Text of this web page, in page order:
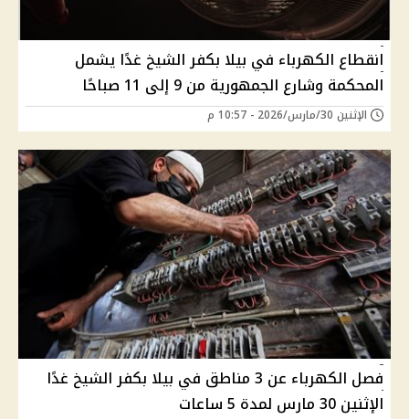
انقطاع الكهرباء في بيلا بكفر الشيخ غدًا يشمل
المحكمة وشارع الجمهورية من 9 إلى 11 صباحًا
الإثنين 30/مارس/2026 - 10:57 م
فصل الكهرباء عن 3 مناطق في بيلا بكفر الشيخ غدًا
الإثنين 30 مارس لمدة 5 ساعات